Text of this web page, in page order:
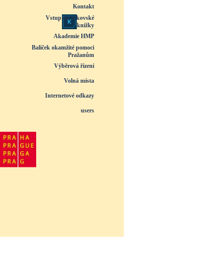
Kontakt
Vstup do žákovské
knížky
Akademie HMP
Balíček okamžité pomoci
Pražanům
Výběrová řízení
Volná místa
Internetové odkazy
users